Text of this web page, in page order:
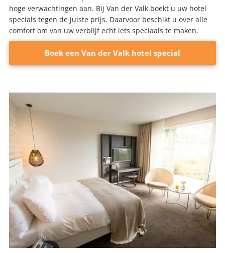
hoge verwachtingen aan. Bij Van der Valk boekt u uw hotel
specials tegen de juiste prijs. Daarvoor beschikt u over alle
comfort om van uw verblijf echt iets speciaals te maken.
Boek een Van der Valk hotel special